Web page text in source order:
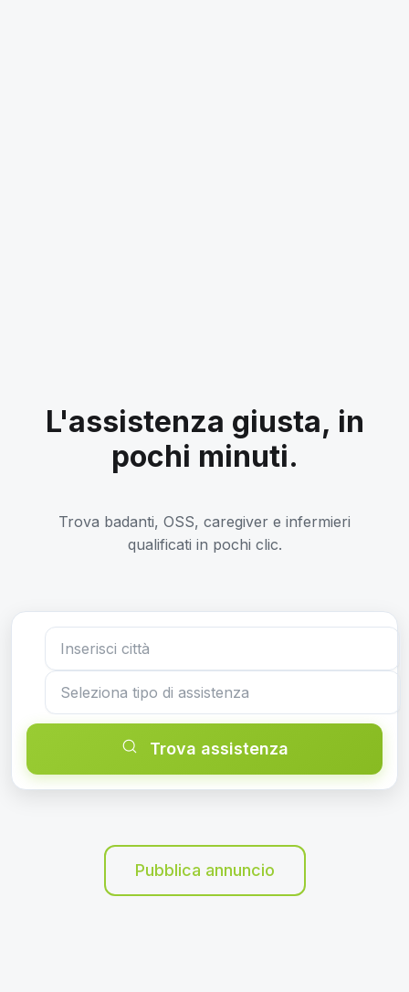
L'assistenza giusta, in
pochi minuti.
Trova badanti, OSS, caregiver e infermieri
qualificati in pochi clic.
Trova assistenza
Pubblica annuncio